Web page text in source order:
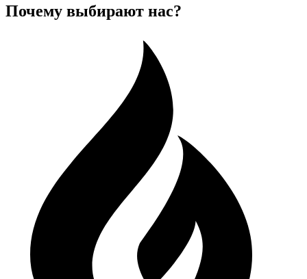
Почему выбирают нас?